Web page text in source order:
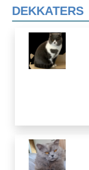
DEKKATERS